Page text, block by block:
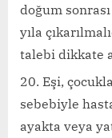
doğum
yıla
talebi dikkate
Eşi,
sebebiyle
ayakta veya